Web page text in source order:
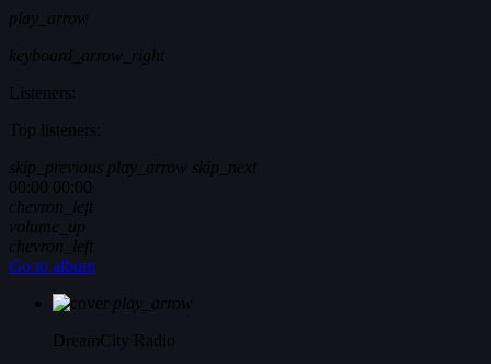
play_arrow
keyboard_arrow_right
Listeners:
Top listeners:
skip_previous play_arrow skip_next
00:00 00:00
chevron_left
volume_up
chevron_left
Go to album
play_arrow
DreamCity Radio